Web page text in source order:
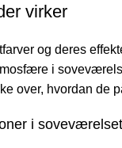
virker
og deres
i
over, hvordan de
i soveværelset